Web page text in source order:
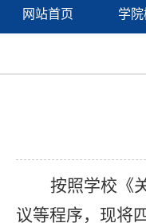
网站首页 学
按照学校《
议等程序，现将